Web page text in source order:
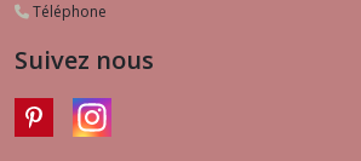
Téléphone
Suivez nous